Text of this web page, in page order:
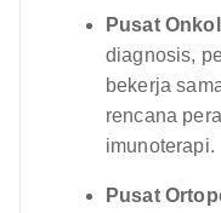
Pusat
diagnosis,
bekerja
rencana
imunoterapi.
Pusat